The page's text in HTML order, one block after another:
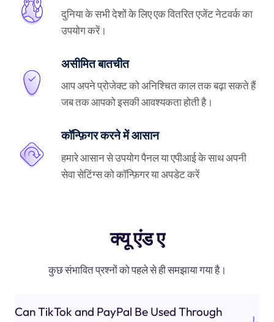
दुनिया के सभी देशों के लिए एक वितरित एजेंट नेटवर्क का
उपयोग करें।
असीमित बातचीत
आप अपने प्रोजेक्ट को अनिश्चित काल तक बढ़ा सकते हैं
जब तक आपको इसकी आवश्यकता होती है।
कॉन्फ़िगर करने में आसान
हमारे आसान से उपयोग पैनल या एपीआई के साथ अपनी
सेवा सेटिंग्स को कॉन्फ़िगर या अपडेट करें
क्यू एंड ए
कुछ संभावित प्रश्नों को पहले से ही समझाया गया है।
Can TikTok and PayPal Be Used Through